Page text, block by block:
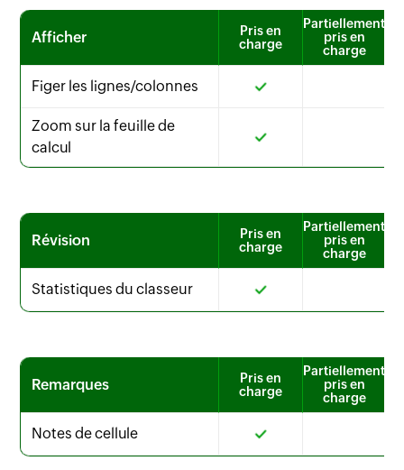
Afficher
Pris en
charge
Partiellement
pris en
charge
Figer les lignes/colonnes
Zoom sur la feuille de
calcul
Révision
Pris en
charge
Partiellement
pris en
charge
Statistiques du classeur
Remarques
Pris en
charge
Partiellement
pris en
charge
Notes de cellule